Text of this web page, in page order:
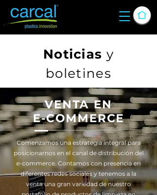
Noticias y
boletines
VENTA EN
E-COMMERCE
Comenzamos una estrategia integral para
posicionarnos en el canal de distribución del
e-commerce. Contamos con presencia en
diferentes redes sociales y tenemos a la
venta una gran variedad de nuestro